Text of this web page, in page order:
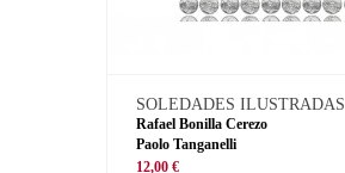
SOLEDADES ILUSTRADAS
Rafael Bonilla Cerezo
Paolo Tanganelli
12,00 €